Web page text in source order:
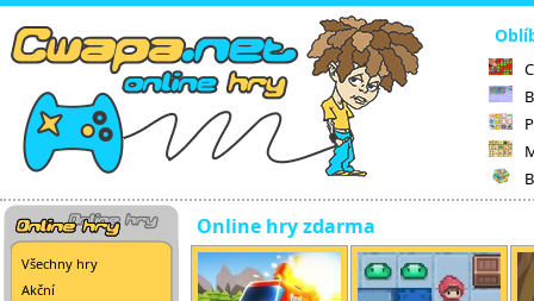
Všechny hry
Akční
Online hry zdarma